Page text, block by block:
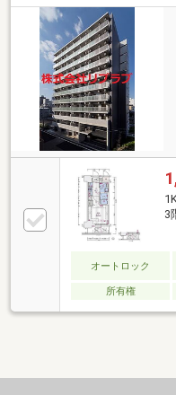
3
オートロック
所有権